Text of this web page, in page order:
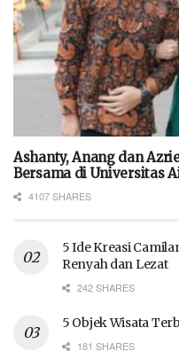
Ashanty, Anang dan
Bersama di Universitas
4107 SHARES
5 Ide Kreasi
Renyah dan Lezat
242 SHARES
5 Objek Wisata
181 SHARES